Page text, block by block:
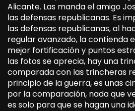
Alicante. Las manda el amigo
las defensas republicanas. Es
las defensas republicanas, al
regular avanzado, la contienda
mejor fortificación y puntos
las fotos se aprecia, hay una
comparada con las trincheras
principio de la guerra, es unas
por la comparación, nada que
es solo para que se hagan una